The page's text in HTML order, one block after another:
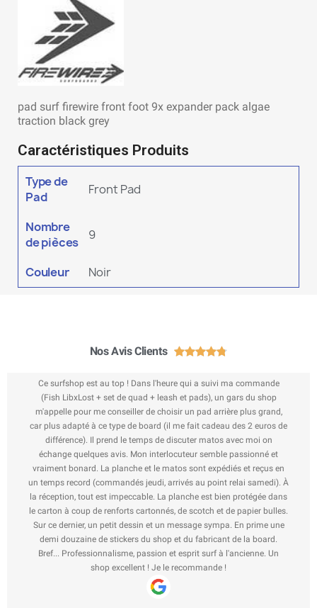
pad surf firewire front foot 9x expander pack algae
traction black grey
Caractéristiques Produits
Type de
Pad
Front Pad
Nombre
de pièces
9
Couleur Noir
Nos Avis Clients 
Ce surfshop est au top ! Dans l'heure qui a suivi ma commande
(Fish LibxLost + set de quad + leash et pads), un gars du shop
m'appelle pour me conseiller de choisir un pad arrière plus grand,
car plus adapté à ce type de board (il me fait cadeau des 2 euros de
différence). Il prend le temps de discuter matos avec moi on
échange quelques avis. Mon interlocuteur semble passionné et
vraiment bonard. La planche et le matos sont expédiés et reçus en
un temps record (commandés jeudi, arrivés au point relai samedi). À
la réception, tout est impeccable. La planche est bien protégée dans
le carton à coup de renforts cartonnés, de scotch et de papier bulles.
Sur ce dernier, un petit dessin et un message sympa. En prime une
demi douzaine de stickers du shop et du fabricant de la board.
Bref... Professionnalisme, passion et esprit surf à l'ancienne. Un
shop excellent ! Je le recommande !